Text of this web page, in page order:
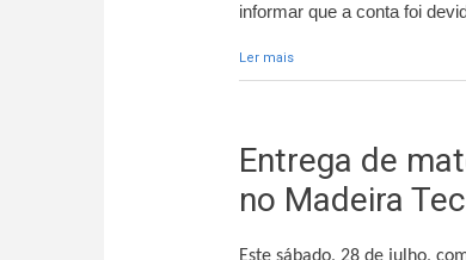
informar que a conta foi
Ler maisacerca de Informação
Entrega de
no Madeira